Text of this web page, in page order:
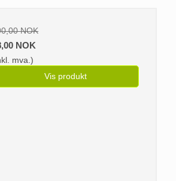
NOK
NOK
mva.)
Vis produkt